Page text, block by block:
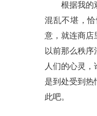
根据我的观
混乱不堪，
意，就连商店
以前那么秩
人们的心灵
是到处受到热
此吧。